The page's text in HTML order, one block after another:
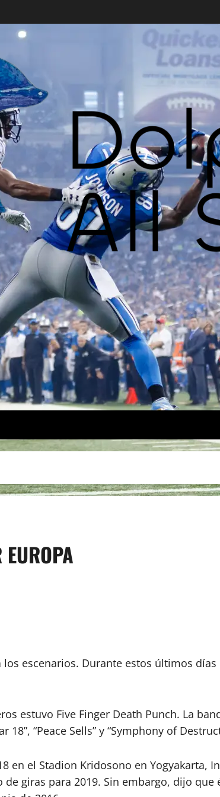
escenarios. Durante estos últimos
estuvo Five Finger Death Punch. La
“Peace Sells” y “Symphony of
en el Stadion Kridosono en Yogyakarta,
giras para 2019. Sin embargo, dijo